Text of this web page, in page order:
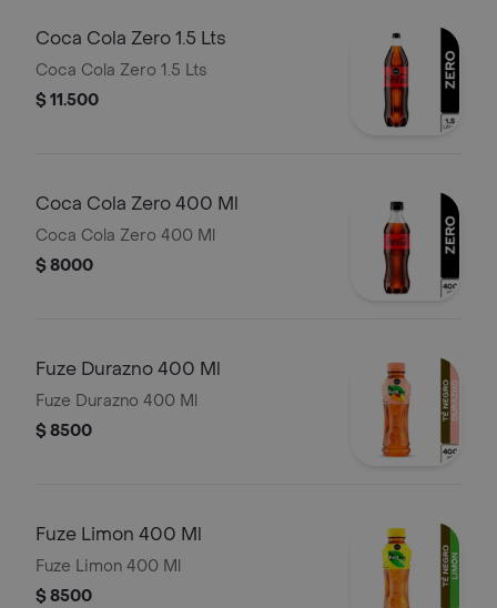
Coca Cola Zero 1.5 Lts
Coca Cola Zero 1.5 Lts
$ 11.500
Coca Cola Zero 400 Ml
Coca Cola Zero 400 Ml
$ 8000
Fuze Durazno 400 Ml
Fuze Durazno 400 Ml
$ 8500
Fuze Limon 400 Ml
Fuze Limon 400 Ml
$ 8500